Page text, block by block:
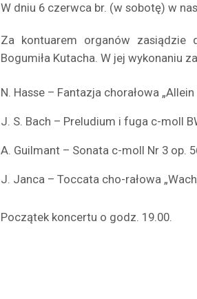
W dniu 6 czerwca br. (w sobotę) w
Za kontuarem organów zasiądzie
Bogumiła Kutacha. W jej wykonaniu
N. Hasse – Fantazja chorałowa
J. S. Bach – Preludium i fuga c-moll
A. Guilmant – Sonata c-moll Nr 3 op.
J. Janca – Toccata cho-rałowa
Początek koncertu o godz. 19.00.